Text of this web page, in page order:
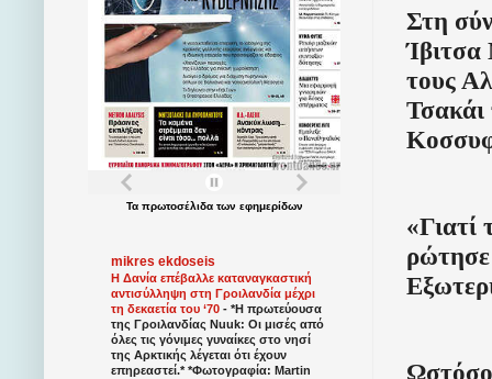
Στη
Ίβιτσα
τους
Τσακάι
«Γιατί
ρώτησε
Τα πρωτοσέλιδατων εφημερίδων
mikres ekdoseis
Η Δανία επέβαλλε καταναγκαστική
αντισύλληψη στη Γροιλανδία μέχρι
τη δεκαετία του ‘70 - *Η πρωτεύουσα
της Γροιλανδίας Nuuk: Οι μισές από
όλες τις γόνιμες γυναίκες στο νησί
της Αρκτικής λέγεται ότι έχουν
επηρεαστεί.* *Φωτογραφία: Martin